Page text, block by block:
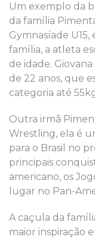
Um exemplo da
da família
Gymnasíade
família, a atleta
de idade.
de 22 anos, que
categoria até
Outra irmã
Wrestling, ela é
para o Brasil no
principais
americano, os
lugar no Pan-
A caçula da
maior inspiração